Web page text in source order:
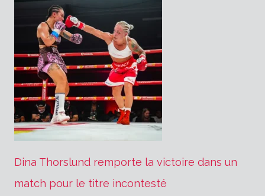
Dina Thorslund remporte la victoire dans un
match pour le titre incontesté